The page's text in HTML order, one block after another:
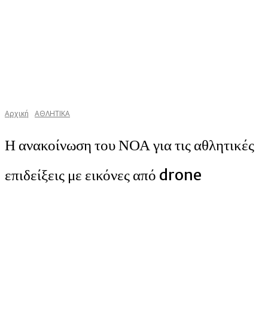
Αρχική ΑΘΛΗΤΙΚΑ
Η ανακοίνωση του ΝΟΑ για τις αθλητικές
επιδείξεις με εικόνες από drone